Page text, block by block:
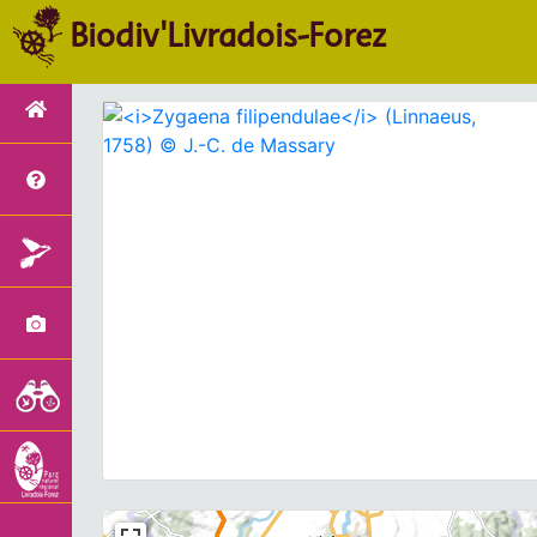
Biodiv'Livradois-Forez